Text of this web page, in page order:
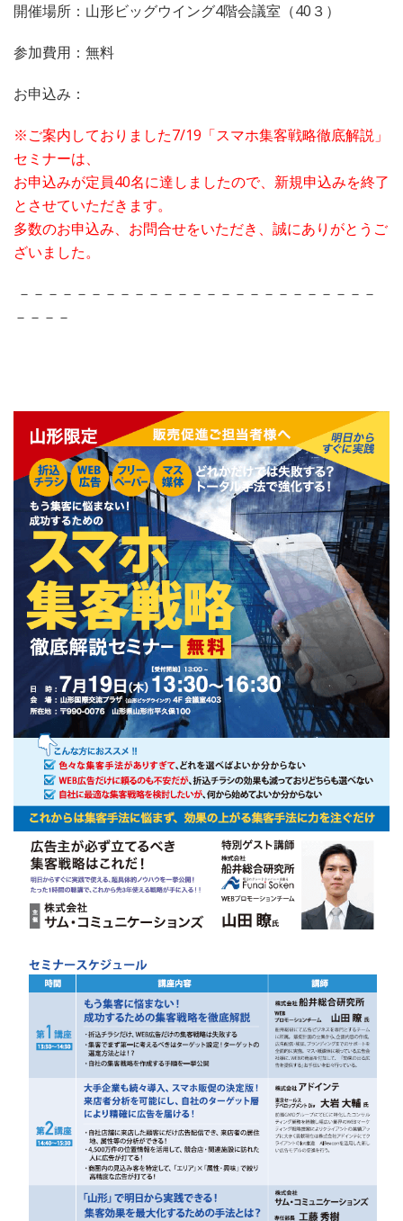
開催場所：山形ビッグウイング4階会議室（40３）
参加費用：無料
お申込み：
※ご案内しておりました7/19「スマホ集客戦略徹底解説」
セミナーは、
お申込みが定員40名に達しましたので、新規申込みを終了
とさせていただきます。
多数のお申込み、お問合せをいただき、誠にありがとうご
ざいました。
－－－－－－－－－－－－－－－－－－－－－－－－－
－－－－